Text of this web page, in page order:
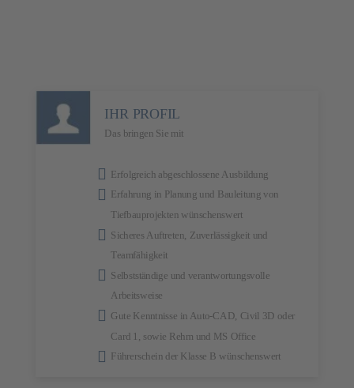
IHR PROFIL
Das bringen Sie mit
Erfolgreich abgeschlossene Ausbildung
Erfahrung in Planung und Bauleitung von
Tiefbauprojekten wünschenswert
Sicheres Auftreten, Zuverlässigkeit und
Teamfähigkeit
Selbstständige und verantwortungsvolle
Arbeitsweise
Gute Kenntnisse in Auto-CAD, Civil 3D oder
Card 1, sowie Rehm und MS Office
Führerschein der Klasse B wünschenswert